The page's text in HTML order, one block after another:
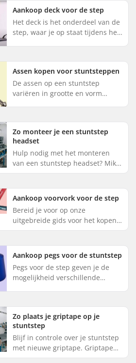
Aankoop deck voor de step
Het deck is het onderdeel van de
step, waar je op staat tijdens het
proces als bi...
Assen kopen voor stuntsteppen
De assen op een stuntstep
variëren in grootte en vorm
wordt, zal de step geluid maken
...
Zo monteer je een stuntstep
headset
Hulp nodig met het monteren
van een stuntstep headset? Mike
van onze werkplaats laat je zien
stuntstep monteert: Vet als eer...
Aankoop voorvork voor de step
Bereid je voor op onze
uitgebreide gids voor het kopen
van stuntstep voorvorken. We
dingen die je moet overwegen
voordat j...
Aankoop pegs voor de stuntstep
Pegs voor de step geven je de
mogelijkheid verschillende
de pegs. Let er op dat niet all...
Zo plaats je griptape op je
stuntstep
Blijf in controle over je stuntstep
met nieuwe griptape. Griptape
aanbrengen is iets dat je zelf